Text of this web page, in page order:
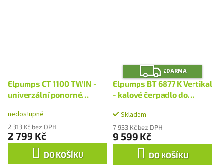
Elpumps CT 1100 TWIN -
univerzální ponorné
nedostupné
2 313 Kč bez DPH
2 799 Kč
DO KOŠÍKU
Z
D
A
R
M
ZDARMA
Elpumps BT 6877 K Vertikal
- kalové čerpadlo do
Skladem
7 933 Kč bez DPH
9 599 Kč
DO KOŠÍKU